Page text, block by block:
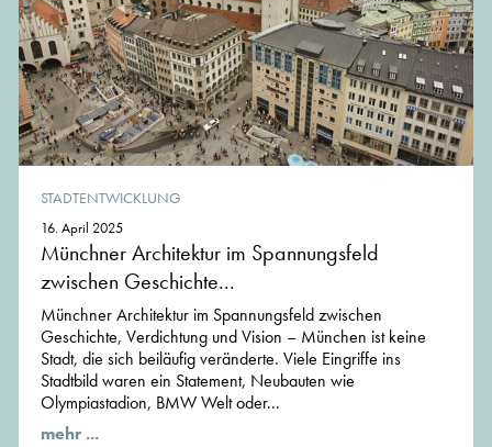
STADTENTWICKLUNG
16. April 2025
Münchner Architektur im Spannungsfeld
zwischen Geschichte...
Münchner Architektur im Spannungsfeld zwischen
Geschichte, Verdichtung und Vision – München ist keine
Stadt, die sich beiläufig veränderte. Viele Eingriffe ins
Stadtbild waren ein Statement, Neubauten wie
Olympiastadion, BMW Welt oder...
mehr ...